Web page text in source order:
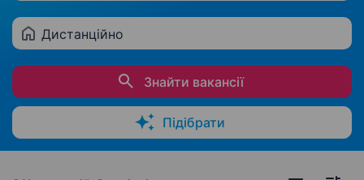
Дистанційно
Знайти вакансії
Підібрати